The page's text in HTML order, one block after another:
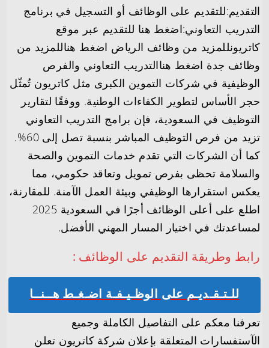
التقديم:للتقديم على الوظائف أو التسجيل في برنامج
التدريب التعاوني:اضغط هنا للتقديم عبر موقع
كاتريونللمزيد من وظائف الرياض اضغط هناللمزيد من
وظائف جدة اضغط هناالتدريب التعاوني والفرص
الوظيفية في شركات التموين الكبرى مثل كاتريون تُمثّل
حجر الأساس لتطوير الكفاءات الوطنية. ووفقًا لتقارير
التوظيف في السعودية، فإن برامج التدريب التعاوني
تزيد من فرص التوظيف المباشر بنسبة تصل إلى 60%.
كما أن الشركات التي تقدم خدمات التموين والصحة
والسلامة تحظى بفرص تمويل وتعاقد حكومي، مما
يعكس استقرارها الوظيفي وبيئة العمل الآمنة. للمقارنة،
اطلع على أعلى الوظائف أجرًا في السعودية 2025
لمساعدتك في اختيار المسار المهني الأفضل.
رابط وطريقة التقديم على الوظائف :
للـتـقـديـم على الوظـيـفـة اضـغـط هــنــا
تعرفنا معكم على التفاصيل الكاملة وجميع
الآستفسارات المتعلقة بإعلان شركة كاتريون تعلن